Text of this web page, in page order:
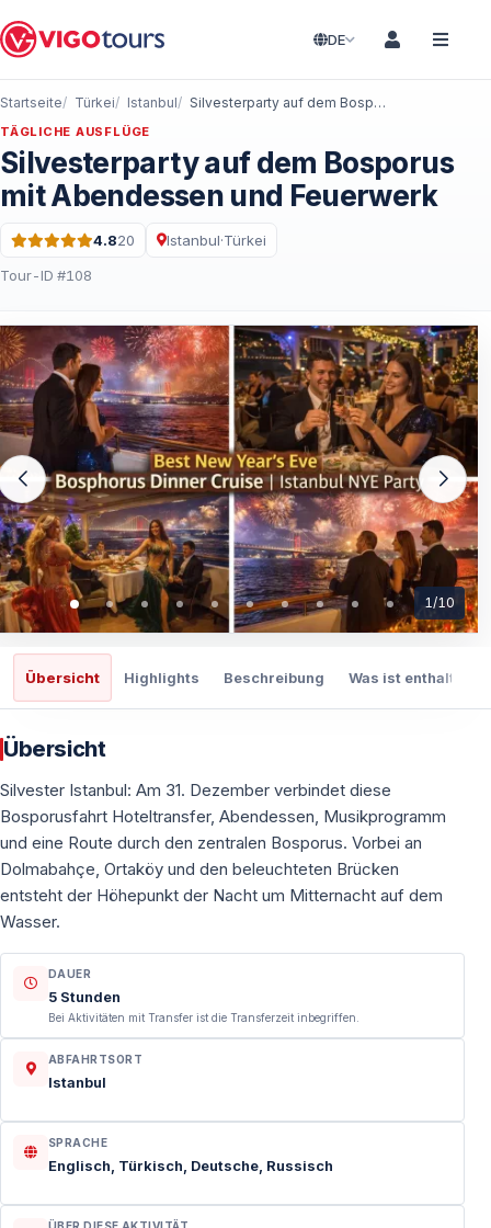
DE
Startseite Türkei Istanbul Silvesterparty auf dem Bosporus mit Abendessen und Feuerwerk
TÄGLICHE AUSFLÜGE
Silvesterparty auf dem Bosporus
mit Abendessen und Feuerwerk
Bewertung: 4.8 von 5 · 20 Bewertungen
4.820 Istanbul·Türkei
Tour-ID #108
1/10
Übersicht Highlights Beschreibung Was ist enthalten
Übersicht
Silvester Istanbul: Am 31. Dezember verbindet diese
Bosporusfahrt Hoteltransfer, Abendessen, Musikprogramm
und eine Route durch den zentralen Bosporus. Vorbei an
Dolmabahçe, Ortaköy und den beleuchteten Brücken
entsteht der Höhepunkt der Nacht um Mitternacht auf dem
Wasser.
DAUER
5 Stunden
Bei Aktivitäten mit Transfer ist die Transferzeit inbegriffen.
ABFAHRTSORT
Istanbul
SPRACHE
Englisch, Türkisch, Deutsche, Russisch